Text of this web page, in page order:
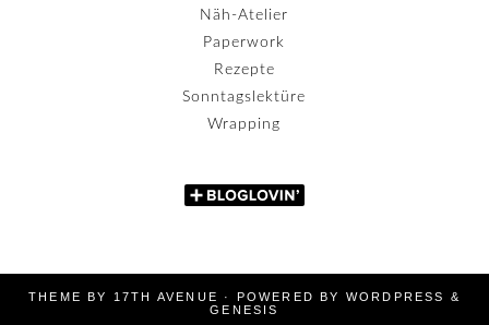
Näh-Atelier
Paperwork
Rezepte
Sonntagslektüre
Wrapping
THEME BY 17TH AVENUE · POWERED BY WORDPRESS
&
GENESIS